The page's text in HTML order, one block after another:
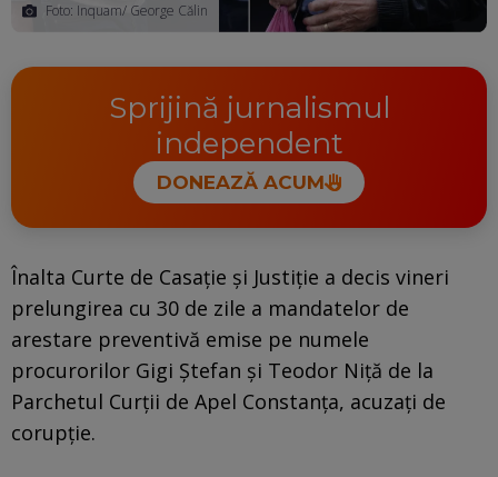
Foto: Inquam/ George Călin
Sprijină jurnalismul
independent
DONEAZĂ ACUM
Înalta Curte de Casație și Justiție a decis vineri
prelungirea cu 30 de zile a mandatelor de
arestare preventivă emise pe numele
procurorilor Gigi Ștefan și Teodor Niță de la
Parchetul Curții de Apel Constanța, acuzați de
corupție.